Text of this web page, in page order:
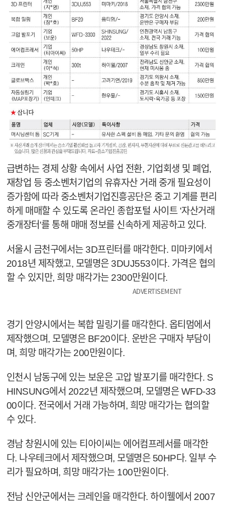
급변하는 경제 상황 속에서 사업 전환, 기업회생 및 폐업,
재창업 등 중소벤처기업의 유휴자산 거래 중개 필요성이
증가함에 따라 중소벤처기업진흥공단은 중고 기계를 편리
하게 매매할 수 있도록 온라인 종합포털 사이트 '자산거래
중개장터'를 통해 매매 정보를 신속하게 제공하고 있다.
서울시 금천구에서는 3D프린터를 매각한다. 미마키에서
2018년 제작했고, 모델명은 3DUJ553이다. 가격은 협의
할 수 있지만, 희망 매각가는 2300만원이다.
ADVERTISEMENT
경기 안양시에서는 복합 밀링기를 매각한다. 옵티멈에서
제작했으며, 모델명은 BF20이다. 운반은 구매자 부담이
며, 희망 매각가는 200만원이다.
인천시 남동구에 있는 보운은 고압 발포기를 매각한다. S
HINSUNG에서 2022년 제작했으며, 모델명은 WFD-33
00이다. 전국에서 거래 가능하며, 희망 매각가는 협의할
수 있다.
경남 창원시에 있는 티아이씨는 에어컴프레서를 매각한
다. 나우테크에서 제작했으며, 모델명은 50HP다. 일부 수
리가 필요하며, 희망 매각가는 100만원이다.
전남 신안군에서는 크레인을 매각한다. 하이웰에서 2007